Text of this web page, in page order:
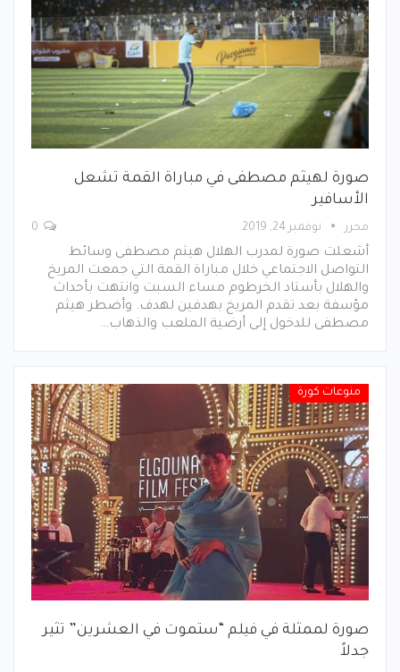
صورة لهيثم مصطفى في مباراة القمة تشعل
الأسافير
محرر نوفمبر 24, 2019
أشعلت صورة لمدرب الهلال هيثم مصطفى وسائط
التواصل الاجتماعي خلال مباراة القمة التي جمعت المريخ
والهلال بأستاد الخرطوم مساء السبت وانتهت بأحداث
مؤسفة بعد تقدم المريخ بهدفين لهدف. وأضطر هيثم
مصطفى للدخول إلى أرضية الملعب والذهاب…
منوعات كورة
صورة لممثلة في فيلم “ستموت في العشرين” تثير
جدلاً